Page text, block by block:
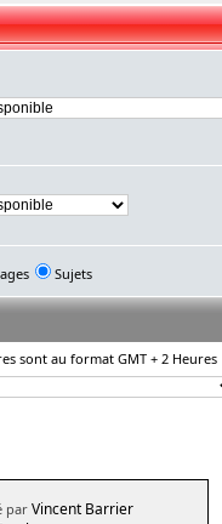
Sujets
sont au format GMT + 2 Heures
par Vincent Barrier